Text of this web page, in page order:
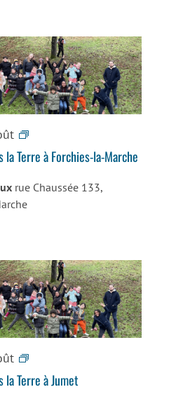
Stage
Art
La
la Terre à Forchies-la-Marche
rue Chaussée 133,
Stage
Art
la Terre à Jumet